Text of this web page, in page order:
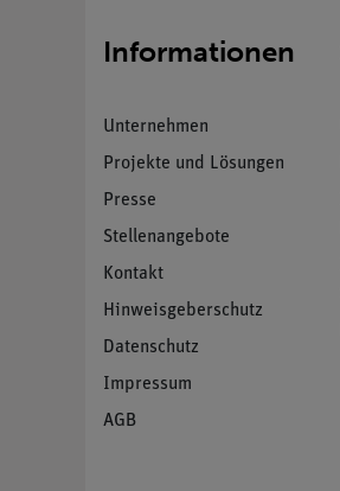
Informationen
Unternehmen
Projekte und Lösungen
Presse
Stellenangebote
Kontakt
Hinweisgeberschutz
Datenschutz
Impressum
AGB